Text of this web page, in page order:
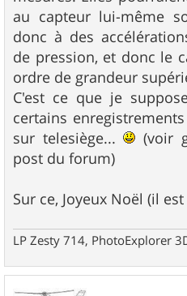
au capteur lui-même
donc à des
de pression, et donc le
ordre de grandeur
C'est ce que je
certains
sur telesiège...
(voir
post du forum)
Sur ce, Joyeux Noël (il
LP Zesty 714, PhotoExplorer